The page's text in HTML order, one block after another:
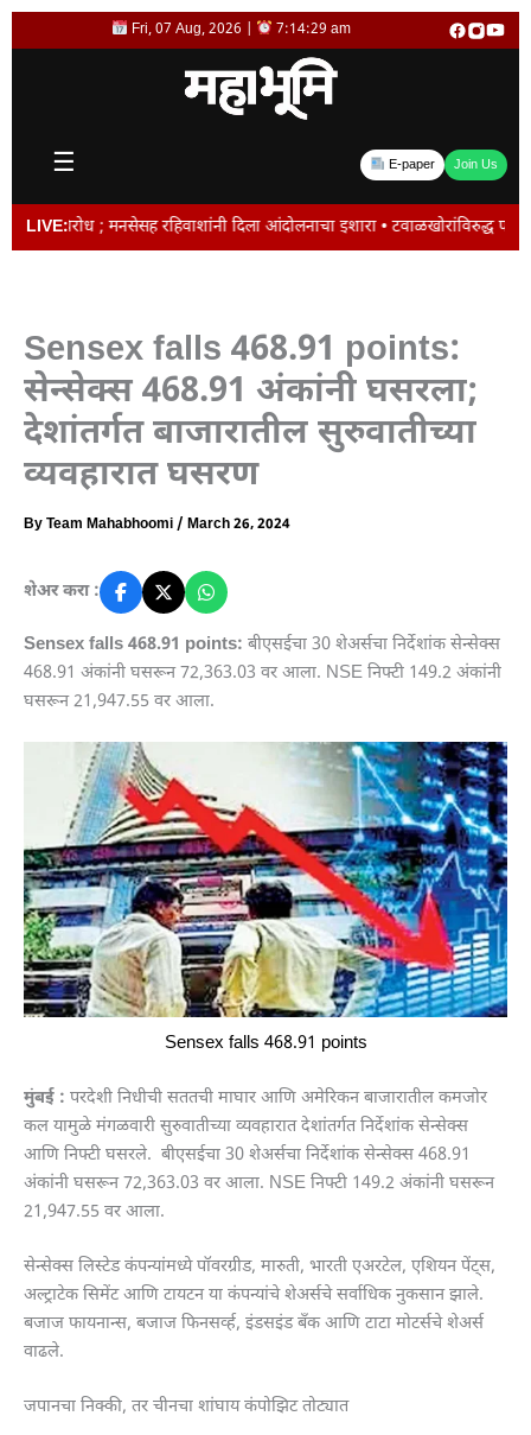
Skip
Fri, 07 Aug, 2026 | 7:14:29 am
☰ E-paper Join Us
LIVE:
; मनसेसह रहिवाशांनी दिला आंदोलनाचा इशारा • टवाळखोरांविरुद्ध पोलिसांचे
Sensex falls 468.91 points:
सेन्सेक्स 468.91 अंकांनी घसरला;
देशांतर्गत बाजारातील सुरुवातीच्या
व्यवहारात घसरण
ByTeam Mahabhoomi/ March 26, 2024
शेअर करा :
Sensex falls 468.91 points: बीएसईचा 30 शेअर्सचा निर्देशांक सेन्सेक्स
468.91 अंकांनी घसरून 72,363.03 वर आला. NSE निफ्टी 149.2 अंकांनी
घसरून 21,947.55 वर आला.
Sensex falls 468.91 points
मुंबई : परदेशी निधीची सततची माघार आणि अमेरिकन बाजारातील कमजोर
कल यामुळे मंगळवारी सुरुवातीच्या व्यवहारात देशांतर्गत निर्देशांक सेन्सेक्स
आणि निफ्टी घसरले. बीएसईचा 30 शेअर्सचा निर्देशांक सेन्सेक्स 468.91
अंकांनी घसरून 72,363.03 वर आला. NSE निफ्टी 149.2 अंकांनी घसरून
21,947.55 वर आला.
सेन्सेक्स लिस्टेड कंपन्यांमध्ये पॉवरग्रीड, मारुती, भारती एअरटेल, एशियन पेंट्स,
अल्ट्राटेक सिमेंट आणि टायटन या कंपन्यांचे शेअर्सचे सर्वाधिक नुकसान झाले.
बजाज फायनान्स, बजाज फिनसर्व्ह, इंडसइंड बँक आणि टाटा मोटर्सचे शेअर्स
वाढले.
जपानचा निक्की, तर चीनचा शांघाय कंपोझिट तोट्यात